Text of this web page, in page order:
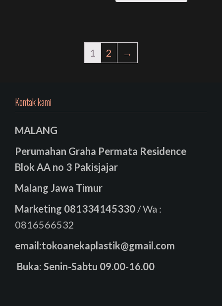
1 2 →
Kontak kami
MALANG
Perumahan Graha Permata Residence
Blok AA no 3 Pakisjajar
Malang Jawa Timur
Marketing 081334145330 / Wa :
0816566532
email:tokoanekaplastik@gmail.com
Buka: Senin-Sabtu 09.00-16.00